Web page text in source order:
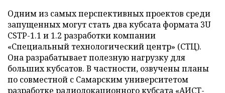
Одним из самых перспективных проектов среди
запущенных могут стать два кубсата формата 3U
CSTP-1.1 и 1.2 разработки компании
«Специальный технологический центр» (СТЦ).
Она разрабатывает полезную нагрузку для
больших кубсатов. В частности, озвучены планы
по совместной с Самарским университетом
разработке радиолокационного кубсата «АИСТ-